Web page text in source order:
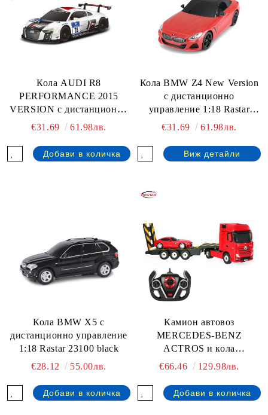
Кола AUDI R8
PERFORMANCE 2015
VERSION с дистанционно
управление 1:18 Rastar
€31.69 61.98лв.
Кола BMW Z4 New Version
с дистанционно
управление 1:18 Rastar
95900
€31.69 61.98лв.
Виж детайли
Кола BMW X5 с
дистанционно управление
1:18 Rastar 23100 black
€28.12
55.00лв.
Камион автовоз
MERCEDES-BENZ
ACTROS и кола
MERCEDES AMG GT
€66.46 129.98лв.